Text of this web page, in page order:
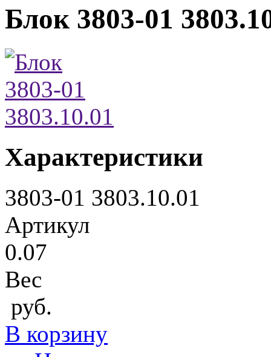
Блок 3803-01
Характеристики
3803-01 3803.10.01
Артикул
0.07
Вес
руб.
В корзину